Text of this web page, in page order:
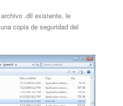
.dll existente, le
copia de seguridad del